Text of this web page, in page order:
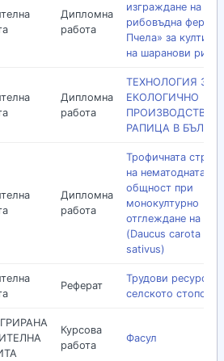
Дипломна
работа
изграждане на
рибовъдна ферма
Пчела» за
на шаранови риби
Дипломна
работа
ТЕХНОЛОГИЯ ЗА
ЕКОЛОГИЧНО
ПРОИЗВОДСТВО
РАПИЦА В
Дипломна
работа
Трофичната
на нематодната
общност при
монокултурно
отглеждане на
(Daucus carota
sativus)
Реферат
Трудови ресурси в
селското
Курсова
работа
Фасул